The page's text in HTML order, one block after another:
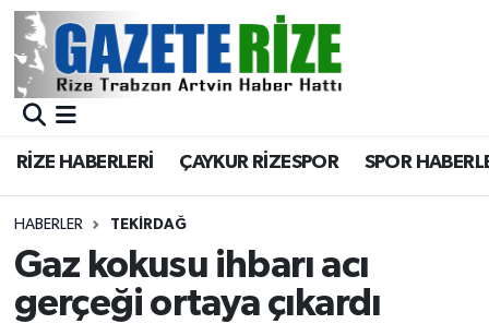
RİZE HABERLERİ ÇAYKUR RİZESPOR SPOR
HABERLER TEKIRDAĞ
Gaz kokusu ihbarı acı
gerçeği ortaya çıkardı
BÖLGEMİZ
Asayiş
Rize Jandarma Komutanlığı
Bilim Teknoloji
Merkez Nöbetçi Eczaneler
Merkez Trafik Yoğunluk Haritası
Süper Lig Puan Durumu ve Fikstür
Tüm Manşetler